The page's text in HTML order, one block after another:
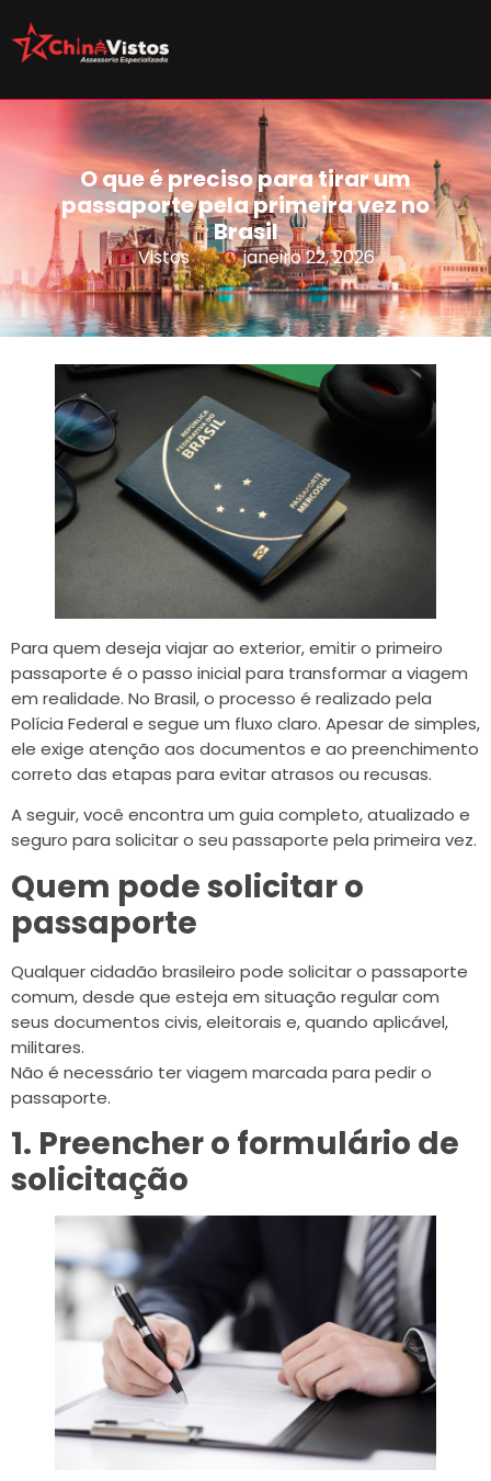
O que é preciso para tirar um
passaporte pela primeira vez no
Brasil
Vistos janeiro 22, 2026
Para quem deseja viajar ao exterior, emitir o primeiro
passaporte é o passo inicial para transformar a viagem
em realidade. No Brasil, o processo é realizado pela
Polícia Federal e segue um fluxo claro. Apesar de simples,
ele exige atenção aos documentos e ao preenchimento
correto das etapas para evitar atrasos ou recusas.
A seguir, você encontra um guia completo, atualizado e
seguro para solicitar o seu passaporte pela primeira vez.
Quem pode solicitar o
passaporte
Qualquer cidadão brasileiro pode solicitar o passaporte
comum, desde que esteja em situação regular com
seus documentos civis, eleitorais e, quando aplicável,
militares.
Não é necessário ter viagem marcada para pedir o
passaporte.
1. Preencher o formulário de
solicitação